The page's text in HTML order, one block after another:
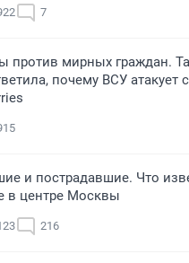
7
против мирных граждан.
почему ВСУ атакует
и пострадавшие. Что
в центре Москвы
216